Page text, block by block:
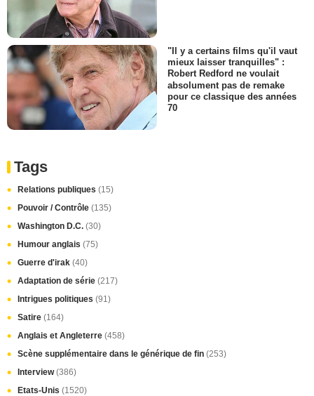
"Il y a certains films qu'il vaut
mieux laisser tranquilles" :
Robert Redford ne voulait
absolument pas de remake
pour ce classique des années
70
Tags
Relations publiques (15)
Pouvoir / Contrôle (135)
Washington D.C. (30)
Humour anglais (75)
Guerre d'irak (40)
Adaptation de série (217)
Intrigues politiques (91)
Satire (164)
Anglais et Angleterre (458)
Scène supplémentaire dans le générique de fin (253)
Interview(386)
Etats-Unis (1520)